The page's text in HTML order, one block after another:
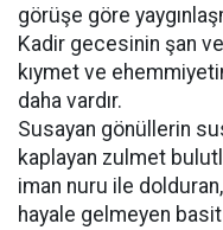
görüşe göre
Kadir gecesinin şan
kıymet ve
daha vardır.
Susayan gönüllerin
kaplayan zulmet
iman nuru ile
hayale gelmeyen